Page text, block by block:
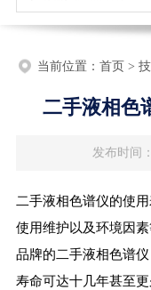
当前位置： 首页>
二手液相色
发布时间
二手液相色谱仪的使
使用维护以及环境因
品牌的二手液相色谱
寿命可达十几年甚至